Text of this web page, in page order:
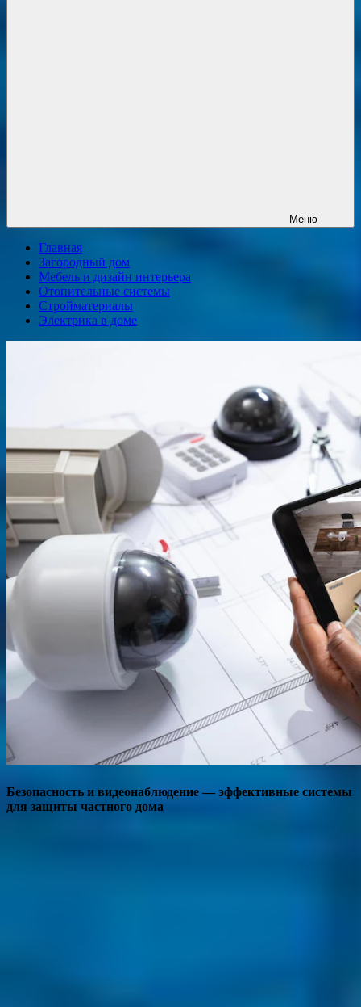
Меню
Главная
Загородный дом
Мебель и дизайн интерьера
Отопительные системы
Стройматериалы
Электрика в доме
Безопасность и видеонаблюдение — эффективные системы
для защиты частного дома